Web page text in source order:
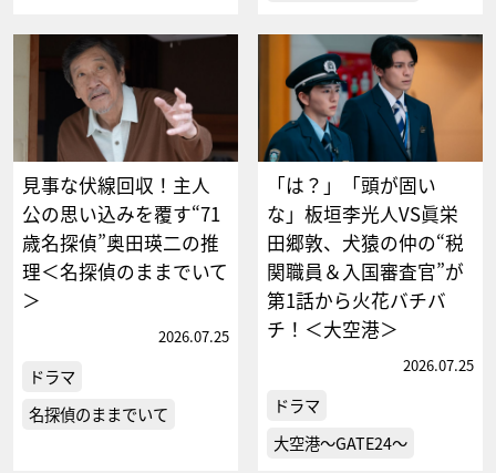
見事な伏線回収！主人
公の思い込みを覆す“71
歳名探偵”奥田瑛二の推
理＜名探偵のままでいて
＞
2026.07.25
ドラマ
名探偵のままでいて
「は？」「頭が固い
な」板垣李光人VS眞栄
田郷敦、犬猿の仲の“税
関職員＆入国審査官”が
第1話から火花バチバ
チ！＜大空港＞
2026.07.25
ドラマ
大空港～GATE24～